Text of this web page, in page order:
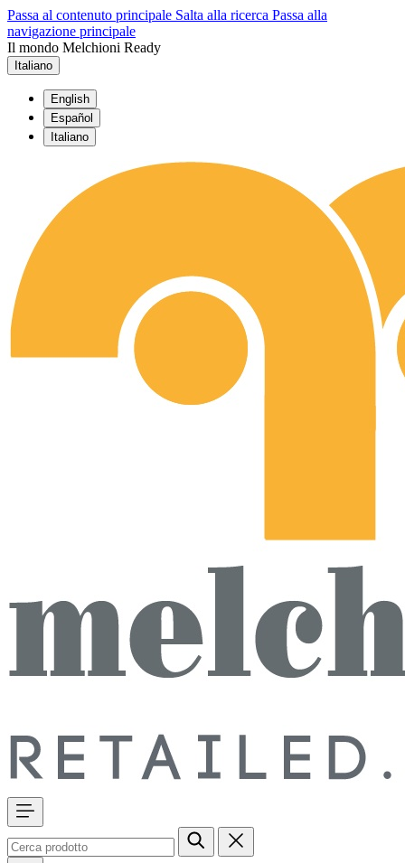
Passa al contenuto principale Salta alla ricerca Passa alla
navigazione principale
Il mondo Melchioni Ready
Italiano
English
Español
Italiano